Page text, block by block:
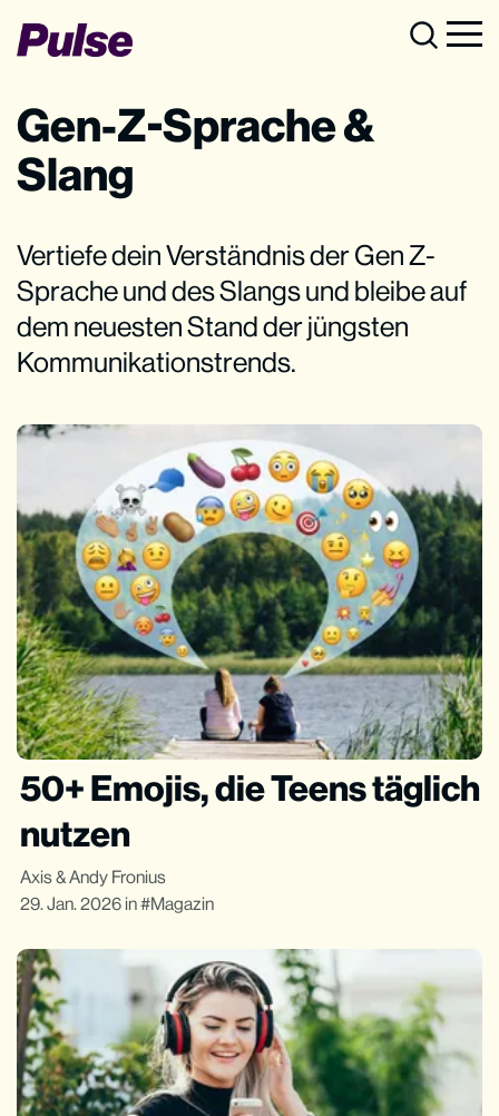
Gen-Z-Sprache &
Slang
Vertiefe dein Verständnis der Gen Z-
Sprache und des Slangs und bleibe auf
dem neuesten Stand der jüngsten
Kommunikationstrends.
50+ Emojis, die Teens täglich
nutzen
Axis&Andy Fronius
29. Jan. 2026 in Magazin